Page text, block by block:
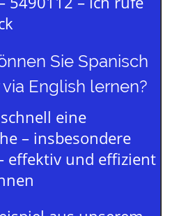
Sie Spanisch
English lernen?
eine
– insbesondere
effektiv und effizient